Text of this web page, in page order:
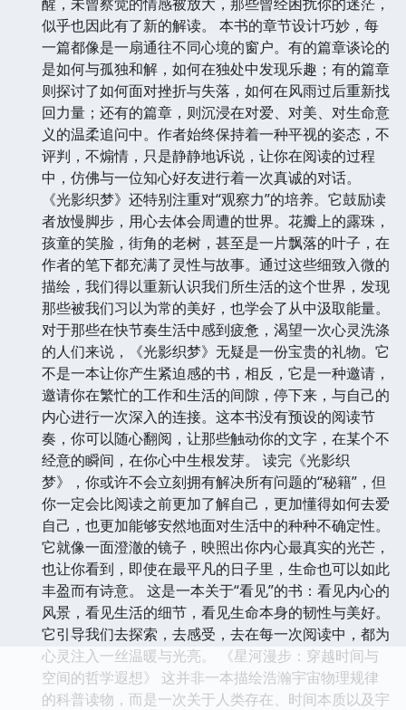
似乎也因此有了新的解读。 本书的章节设计巧妙，每
一篇都像是一扇通往不同心境的窗户。有的篇章谈论的
是如何与孤独和解，如何在独处中发现乐趣；有的篇章
则探讨了如何面对挫折与失落，如何在风雨过后重新找
回力量；还有的篇章，则沉浸在对爱、对美、对生命意
义的温柔追问中。作者始终保持着一种平视的姿态，不
评判，不煽情，只是静静地诉说，让你在阅读的过程
中，仿佛与一位知心好友进行着一次真诚的对话。
《光影织梦》还特别注重对“观察力”的培养。它鼓励读
者放慢脚步，用心去体会周遭的世界。花瓣上的露珠，
孩童的笑脸，街角的老树，甚至是一片飘落的叶子，在
作者的笔下都充满了灵性与故事。通过这些细致入微的
描绘，我们得以重新认识我们所生活的这个世界，发现
那些被我们习以为常的美好，也学会了从中汲取能量。
对于那些在快节奏生活中感到疲惫，渴望一次心灵洗涤
的人们来说，《光影织梦》无疑是一份宝贵的礼物。它
不是一本让你产生紧迫感的书，相反，它是一种邀请，
邀请你在繁忙的工作和生活的间隙，停下来，与自己的
内心进行一次深入的连接。这本书没有预设的阅读节
奏，你可以随心翻阅，让那些触动你的文字，在某个不
经意的瞬间，在你心中生根发芽。 读完《光影织
梦》，你或许不会立刻拥有解决所有问题的“秘籍”，但
你一定会比阅读之前更加了解自己，更加懂得如何去爱
自己，也更加能够安然地面对生活中的种种不确定性。
它就像一面澄澈的镜子，映照出你内心最真实的光芒，
也让你看到，即使在最平凡的日子里，生命也可以如此
丰盈而有诗意。 这是一本关于“看见”的书：看见内心的
风景，看见生活的细节，看见生命本身的韧性与美好。
它引导我们去探索，去感受，去在每一次阅读中，都为
心灵注入一丝温暖与光亮。 《星河漫步：穿越时间与
空间的哲学遐想》 这并非一本描绘浩瀚宇宙物理规律
的科普读物，而是一次关于人类存在、时间本质以及宇